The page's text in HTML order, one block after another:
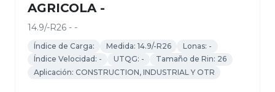
AGRICOLA -
14.9/-R26 - -
Índice de Carga: Medida: 14.9/-R26
Lonas: -
Índice Velocidad: -
UTQG: -
Tamaño de Rin: 26
Aplicación: CONSTRUCTION, INDUSTRIAL Y OTR